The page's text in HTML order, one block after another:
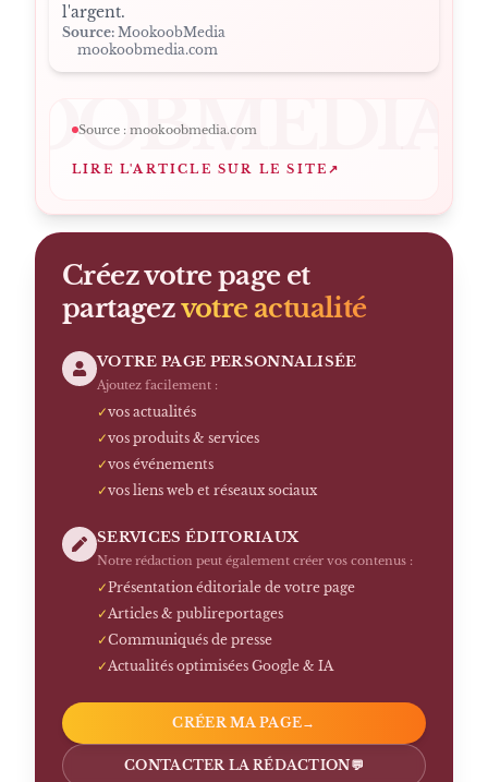
l'argent.
Source: MookoobMedia
mookoobmedia.com
Source : mookoobmedia.com
LIRE L'ARTICLE SUR LE SITE ↗
Créez votre page et
partagezvotre actualité
VOTRE PAGE PERSONNALISÉE
Ajoutez facilement :
✓vos actualités
✓vos produits & services
✓vos événements
✓vos liens web et réseaux sociaux
SERVICES ÉDITORIAUX
Notre rédaction peut également créer vos contenus :
✓Présentation éditoriale de votre page
✓ Articles & publireportages
✓Communiqués de presse
✓ Actualités optimisées Google & IA
CRÉER MA PAGE→
CONTACTER LA RÉDACTION💬